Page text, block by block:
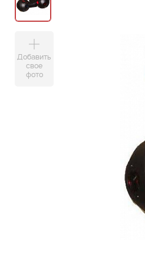
Добавить
свое
фото